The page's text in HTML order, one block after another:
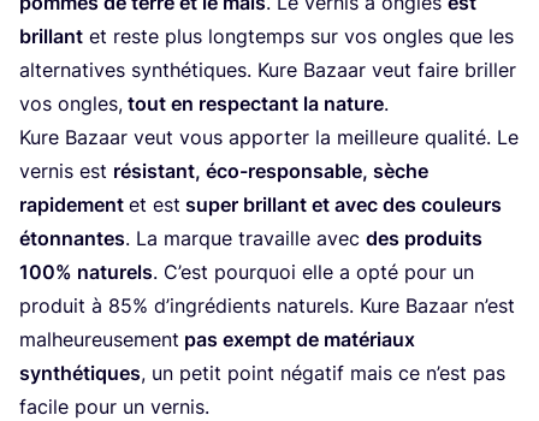
brillant et reste plus long­temps sur vos ongles que les
alter­na­tives syn­thé­tiques. Kure Bazaar veut faire briller
vos ongles, tout en res­pec­tant la nature.
Kure Bazaar veut vous appor­ter la meilleure qua­li­té. Le
ver­nis est résis­tant, éco-res­pon­sable, sèche
rapi­de­ment et est super brillant et avec des cou­leurs
éton­nantes. La marque tra­vaille avec des pro­duits
100% natu­rels. C’est pour­quoi elle a opté pour un
pro­duit à 85% d’in­gré­dients natu­rels. Kure Bazaar n’est
mal­heu­reu­se­ment pas exempt de maté­riaux
syn­thé­tiques, un petit point néga­tif mais ce n’est pas
facile pour un vernis.